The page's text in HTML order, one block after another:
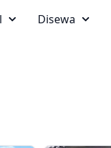
Disewa